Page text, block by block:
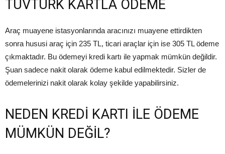
TÜVTÜRK KARTLA ÖDEME
Araç muayene istasyonlarında aracınızı muayene ettirdikten
sonra hususi araç için 235 TL, ticari araçlar için ise 305 TL ödeme
çıkmaktadır. Bu ödemeyi kredi kartı ile yapmak mümkün değildir.
Şuan sadece nakit olarak ödeme kabul edilmektedir. Sizler de
ödemelerinizi nakit olarak kolay şekilde yapabilirsiniz.
NEDEN KREDİ KARTI İLE ÖDEME
MÜMKÜN DEĞİL?